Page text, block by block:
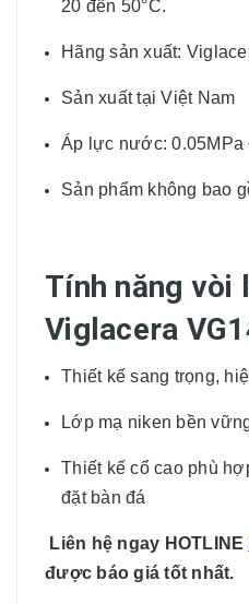
20 đến 50°C.
Hãng sản xuất:
Sản xuất tại Việt Nam
Áp lực nước: 0.05MPa
Sản phẩm không bao
Tính năng vòi
Viglacera
Thiết kế sang trọng,
Lớp mạ niken bền
Thiết kế cổ cao phù
đặt bàn đá
Liên hệ ngay HOTLINE
được báo giá tốt nhất.